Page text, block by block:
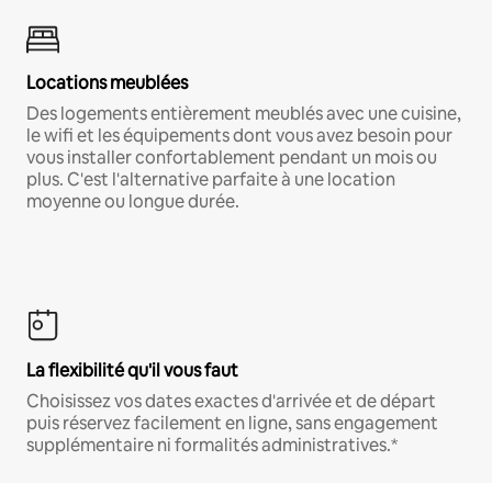
Locations meublées
Des logements entièrement meublés avec une cuisine,
le wifi et les équipements dont vous avez besoin pour
vous installer confortablement pendant un mois ou
plus. C'est l'alternative parfaite à une location
moyenne ou longue durée.
La flexibilité qu'il vous faut
Choisissez vos dates exactes d'arrivée et de départ
puis réservez facilement en ligne, sans engagement
supplémentaire ni formalités administratives.*